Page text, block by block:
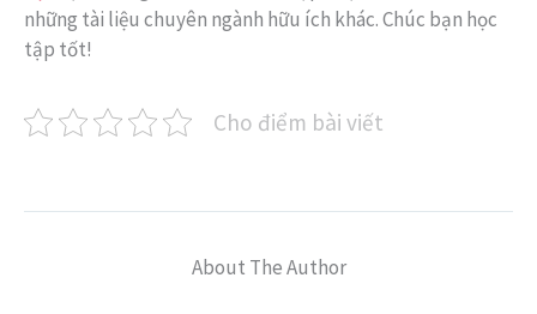
những tài liệu chuyên ngành hữu ích khác. Chúc bạn học
tập tốt!
Cho điểm bài viết
About The Author